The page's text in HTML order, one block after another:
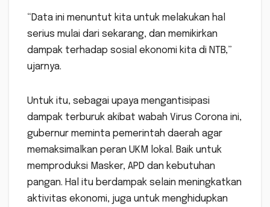
“Data ini menuntut kita untuk melakukan hal
serius mulai dari sekarang, dan memikirkan
dampak terhadap sosial ekonomi kita di NTB,”
ujarnya.
Untuk itu, sebagai upaya mengantisipasi
dampak terburuk akibat wabah Virus Corona ini,
gubernur meminta pemerintah daerah agar
memaksimalkan peran UKM lokal. Baik untuk
memproduksi Masker, APD dan kebutuhan
pangan. Hal itu berdampak selain meningkatkan
aktivitas ekonomi, juga untuk menghidupkan